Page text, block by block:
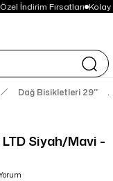
İndirim Fırsatları Kolay
Dağ Bisikletleri 29''
LTD Siyah/Mavi -